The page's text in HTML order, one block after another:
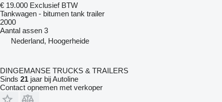
€ 19.000 Exclusief BTW
Tankwagen - bitumen tank trailer
2000
Aantal assen 3
Nederland, Hoogerheide
DINGEMANSE TRUCKS & TRAILERS
Sinds 21 jaar bij Autoline
Contact opnemen met verkoper